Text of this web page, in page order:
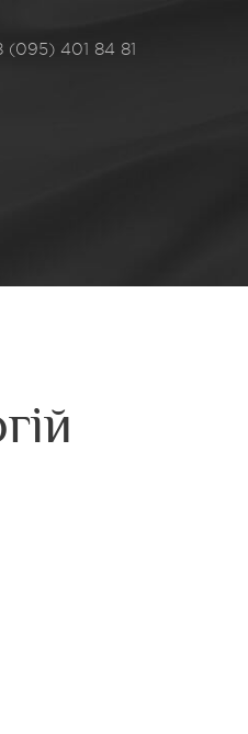
(095) 401 84 81